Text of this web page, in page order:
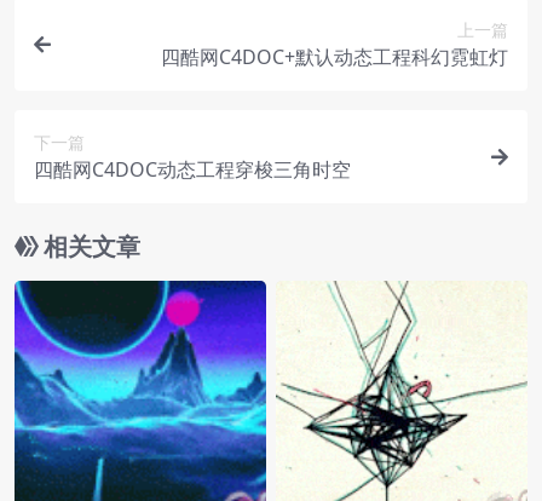
上一篇
四酷网C4DOC+默认动态工程科幻霓虹灯
下一篇
四酷网C4DOC动态工程穿梭三角时空
相关文章